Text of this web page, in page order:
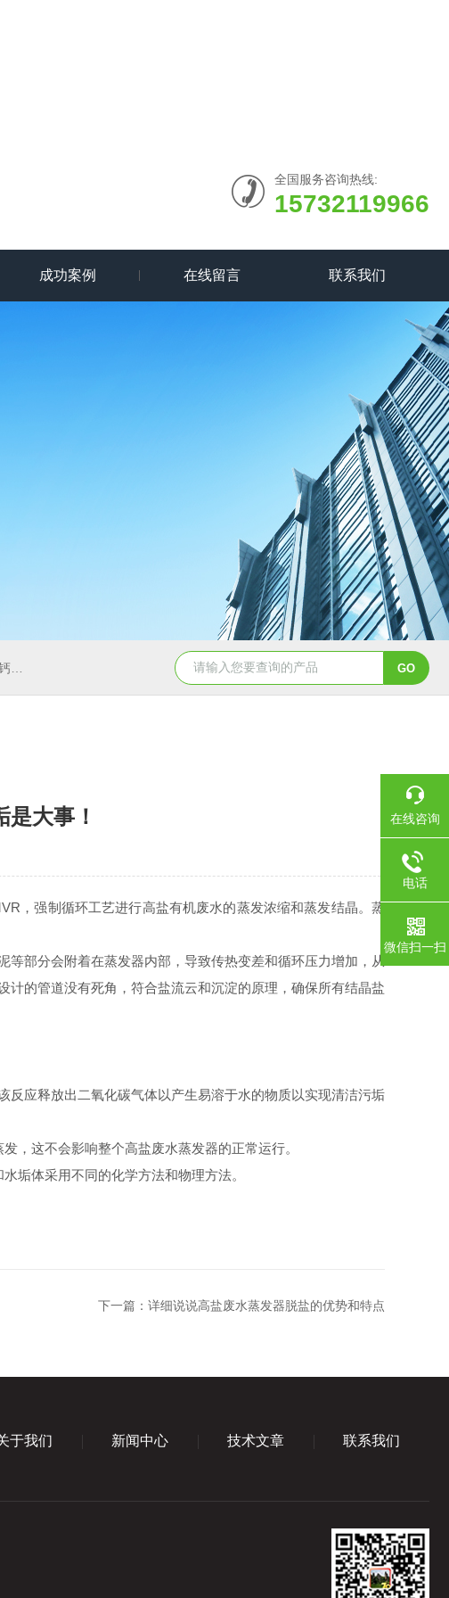
全国服务咨询热线:
15732119966
成功案例 在线留言 联系我们
MVR-FC强制循环蒸发器 oslo冷却结晶器
大事！
，强制循环工艺进行高盐有机废水的蒸发浓缩和蒸发结晶。蒸
部分会附着在蒸发器内部，导致传热变差和循环压力增加，从
的管道没有死角，符合盐流云和沉淀的原理，确保所有结晶盐
应释放出二氧化碳气体以产生易溶于水的物质以实现清洁污垢
这不会影响整个高盐废水蒸发器的正常运行。
体采用不同的化学方法和物理方法。
下一篇： 详细说说高盐废水蒸发器脱盐的优势和特点
于我们 新闻中心 技术文章 联系我们
在线咨询
电话
微信扫一扫